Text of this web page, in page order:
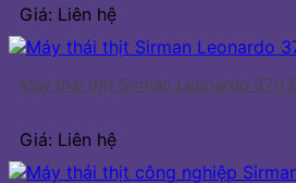
Giá: Liên hệ
Máy thái thịt Sirman Leonardo 370
Giá: Liên hệ